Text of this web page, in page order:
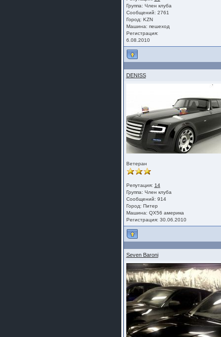
Группа: Член клуба
Сообщений: 2761
Город: KZN
Машина: пешеход
Регистрация:
6.08.2010
DENISS
Ветеран
Репутация: 14
Группа: Член клуба
Сообщений: 914
Город: Питер
Машина: QX56 америка
Регистрация: 30.06.2010
Seven Baroni